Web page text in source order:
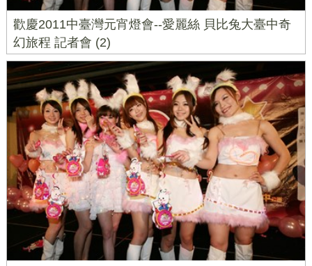
歡慶2011中臺灣元宵燈會--愛麗絲 貝比兔大臺中奇
幻旅程 記者會 (2)